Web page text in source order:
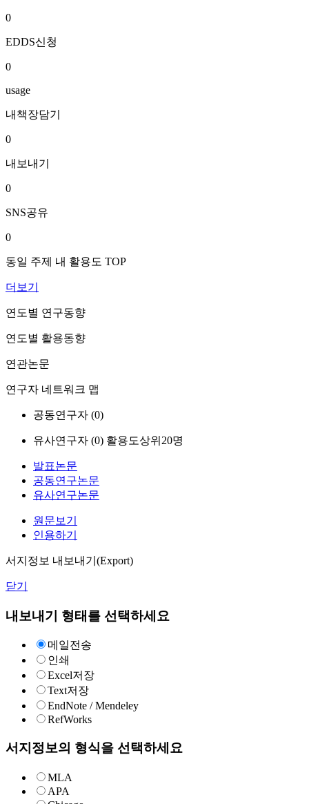
0
EDDS신청
0
usage
내책장담기
0
내보내기
0
SNS공유
0
동일 주제 내 활용도 TOP
더보기
연도별 연구동향
연도별 활용동향
연관논문
연구자 네트워크 맵
공동연구자 (0)
유사연구자 (0) 활용도상위20명
발표논문
공동연구논문
유사연구논문
원문보기
인용하기
서지정보 내보내기(Export)
닫기
내보내기 형태를 선택하세요
메일전송
인쇄
Excel저장
Text저장
EndNote / Mendeley
RefWorks
서지정보의 형식을 선택하세요
MLA
APA